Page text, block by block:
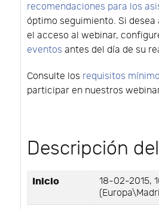
recomendaciones para los
óptimo seguimiento. Si
el acceso al webinar,
eventos antes del día de su
Consulte los requisitos
participar en nuestros
Descripción
Inicio
18-02-2015,